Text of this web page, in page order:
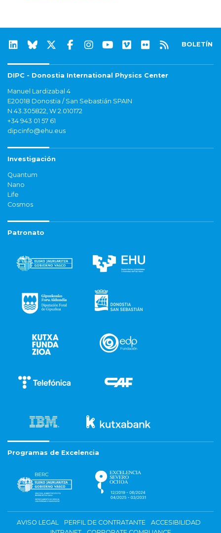
BOLETÍN
DIPC - Donostia International Physics Center
Manuel Lardizabal 4
E20018 Donostia / San Sebastián SPAIN
N 43.305822, W 2.010172
+34 943 01 57 61
dipcinfo@ehu.eus
Investigación
Quantum
Nano
Life
Cosmos
Patronato
Programas de Excelencia
AVISO LEGAL PERFIL DE CONTRATANTE
ACCESIBILIDAD